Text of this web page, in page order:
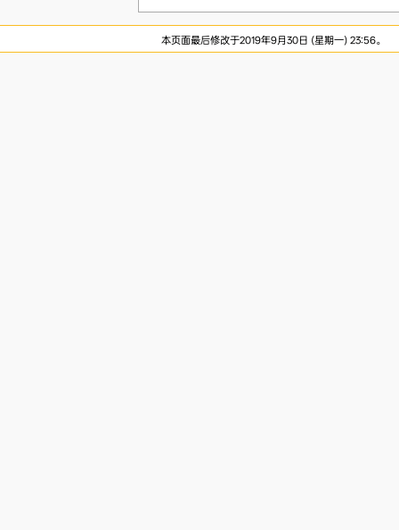
本页面最后修改于2019年9月30日 (星期一) 23:56。